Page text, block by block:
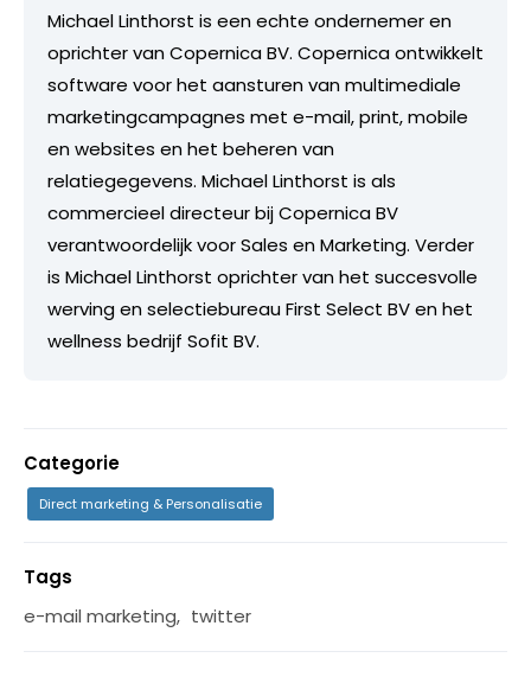
Michael Linthorst is een echte ondernemer en
oprichter van Copernica BV. Copernica ontwikkelt
software voor het aansturen van multimediale
marketingcampagnes met e-mail, print, mobile
en websites en het beheren van
relatiegegevens. Michael Linthorst is als
commercieel directeur bij Copernica BV
verantwoordelijk voor Sales en Marketing. Verder
is Michael Linthorst oprichter van het succesvolle
werving en selectiebureau First Select BV en het
wellness bedrijf Sofit BV.
Categorie
Direct marketing & Personalisatie
Tags
e-mail marketing, twitter